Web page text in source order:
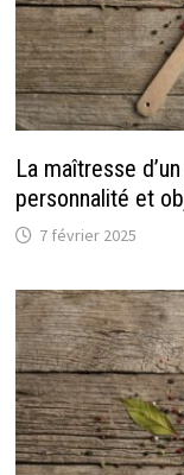
La maîtresse
personnalité et
7 février 2025